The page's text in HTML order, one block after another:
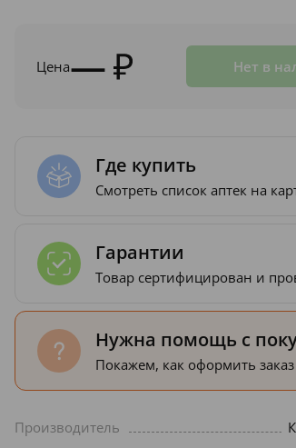
Цена— Нет в
Где купить
Смотреть список аптек на
Гарантии
Товар сертифицирован и
Нужна помощь с
Покажем, как оформить заказ
Производитель